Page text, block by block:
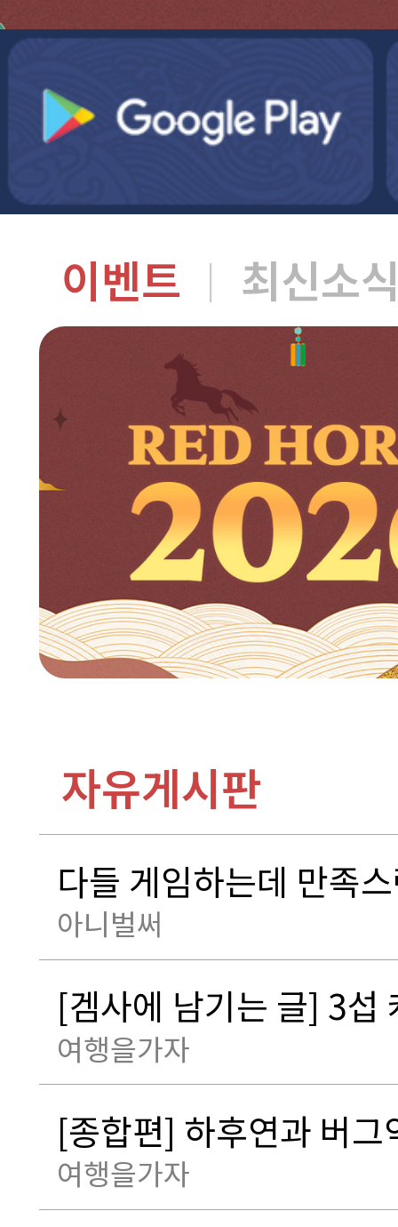
이벤트 | 최신소
자유게시판
다들 게임하는데 만족
아니벌써
[겜사에 남기는 글] 3
여행을가자
[종합편] 하후연과 버
여행을가자